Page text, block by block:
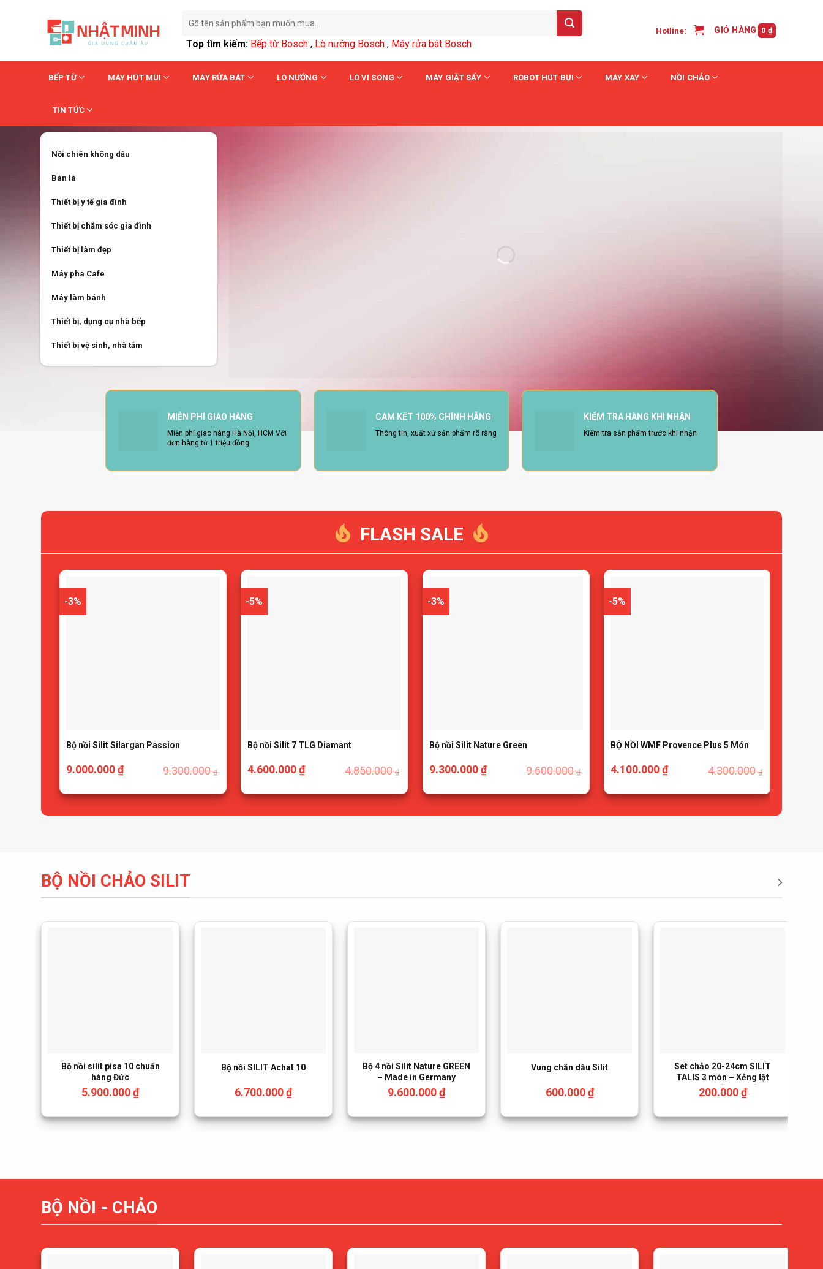
kiếm:
Top tìm kiếm: Bếp từ Bosch , Lò nướng Bosch , Máy rửa bát Bosch
Hotline: GIỎ HÀNG /0 ₫
BẾP TỪ MÁY HÚT MÙI MÁY RỬA BÁT LÒ NƯỚNG LÒ VI SÓNG MÁY GIẶT SẤY ROBOT HÚT BỤI MÁY XAY NỒI CHẢO
TIN TỨC
Nồi chiên không dầu
Bàn là
Thiết bị y tế gia đình
Thiết bị chăm sóc gia đình
Thiết bị làm đẹp
Máy pha Cafe
Máy làm bánh
Thiết bị, dụng cụ nhà bếp
Thiết bị vệ sinh, nhà tắm
MIỄN PHÍ GIAO HÀNG
Miễn phí giao hàng Hà Nội, HCM Với
đơn hàng từ 1 triệu đồng
CAM KẾT 100% CHÍNH HÃNG
Thông tin, xuất xứ sản phẩm rõ ràng
KIỂM TRA HÀNG KHI NHẬN
Kiểm tra sản phẩm trước khi nhận
FLASH SALE
-3%
Bộ nồi Silit Silargan Passion
9.300.000₫
9.000.000₫
-5%
Bộ nồi Silit 7 TLG Diamant
4.850.000₫
4.600.000₫
-3%
Bộ nồi Silit Nature Green
9.600.000₫
9.300.000₫
-5%
BỘ NỒI WMF Provence Plus 5 Món
4.300.000₫
4.100.000₫
BỘ NỒI CHẢO SILIT
Bộ nồi silit pisa 10 chuẩn
hàng Đức
5.900.000₫
Bộ nồi SILIT Achat 10
6.700.000₫
Bộ 4 nồi Silit Nature GREEN
– Made in Germany
9.600.000₫
Vung chắn dầu Silit
600.000₫
Set chảo 20-24cm SILIT
TALIS 3 món – Xẻng lật
thức ăn (tách set)
200.000₫
BỘ NỒI - CHẢO